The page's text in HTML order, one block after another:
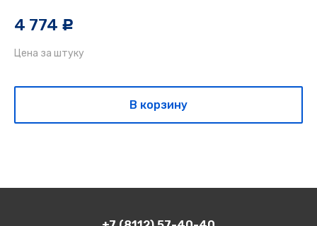
4 774 c
Цена за штуку
В корзину